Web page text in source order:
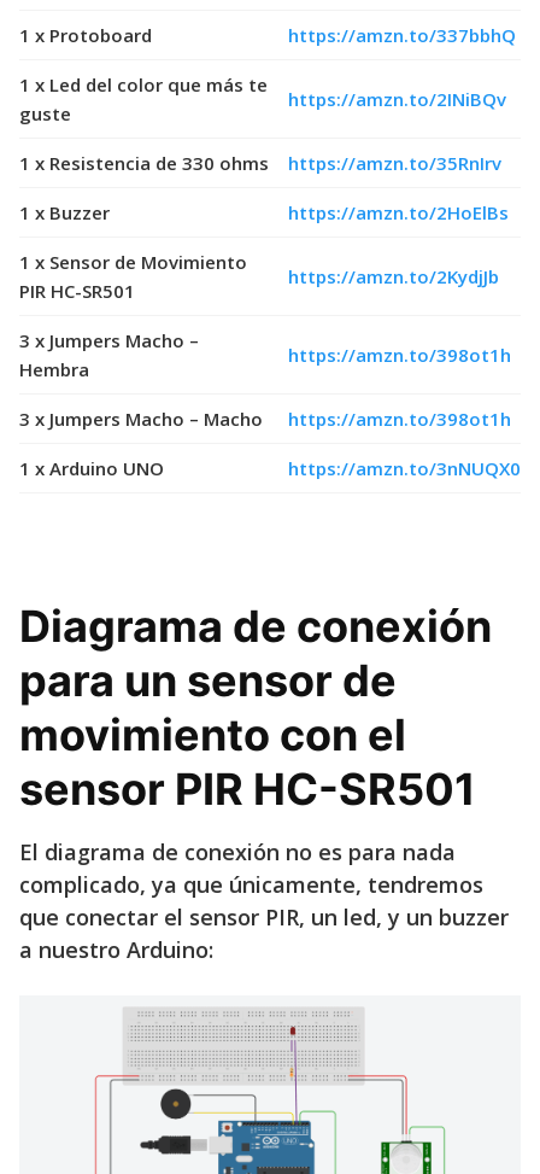
1 x Protoboard https://amzn.to/337bbhQ
1 x Led del color que más te
guste
https://amzn.to/2INiBQv
1 x Resistencia de 330 ohms https://amzn.to/35RnIrv
1 x Buzzer https://amzn.to/2HoElBs
1 x Sensor de Movimiento
PIR HC-SR501
https://amzn.to/2KydjJb
3 x Jumpers Macho –
Hembra
https://amzn.to/398ot1h
3 x Jumpers Macho – Macho https://amzn.to/398ot1h
1 x Arduino UNO https://amzn.to/3nNUQX0
Diagrama de conexión
para un sensor de
movimiento con el
sensor PIR HC-SR501
El diagrama de conexión no es para nada
complicado, ya que únicamente, tendremos
que conectar el sensor PIR, un led, y un buzzer
a nuestro Arduino: